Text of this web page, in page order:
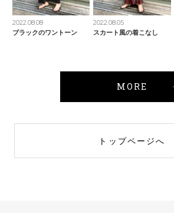
2022.08.08
ブラックのワントーン
2022.08.05
スカート風の着こなし
MORE
トップページへ